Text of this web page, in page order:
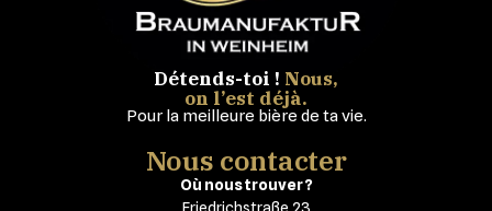
Détends-toi ! Nous,
on l’est déjà.
Pour la meilleure bière de ta vie.
Nous contacter
Où nous trouver ?